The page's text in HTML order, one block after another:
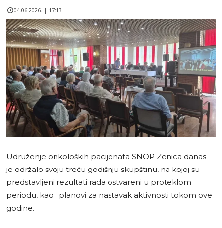
04.06.2026. | 17:13
Udruženje onkoloških pacijenata SNOP Zenica danas
je održalo svoju treću godišnju skupštinu, na kojoj su
predstavljeni rezultati rada ostvareni u proteklom
periodu, kao i planovi za nastavak aktivnosti tokom ove
godine.